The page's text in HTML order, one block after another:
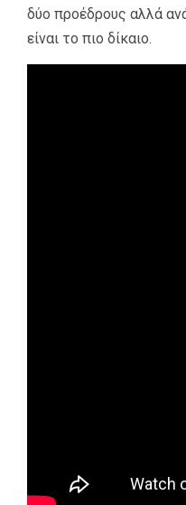
δύο προέδρους αλλά
είναι το πιο δίκαιο.